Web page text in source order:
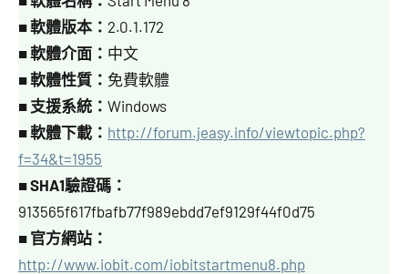
■軟體版本： 2.0.1.172
■軟體介面： 中文
■軟體性質： 免費軟體
■ 支援系統： Windows
■軟體下載： http://forum.jeasy.info/viewtopic.php?
f=34&t=1955
■SHA1驗證碼：
913565f617fbafb77f989ebdd7ef9129f44f0d75
■ 官方網站：
http://www.iobit.com/iobitstartmenu8.php